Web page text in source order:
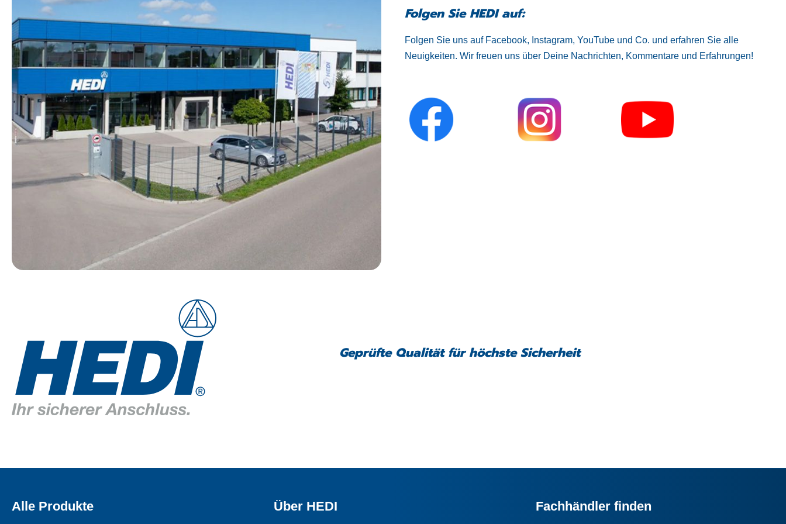
Folgen Sie HEDI auf:
Folgen Sie uns auf Facebook, Instagram, YouTube und Co. und erfahren Sie alle
Neuigkeiten. Wir freuen uns über Deine Nachrichten, Kommentare und Erfahrungen!
Geprüfte Qualität für höchste Sicherheit
Alle Produkte Über HEDI Fachhändler finden